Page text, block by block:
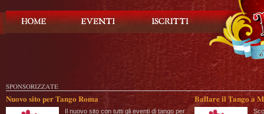
SPONSORIZZATE
Nuovo sito per Tango Roma
Il nuovo sito con tutti gli eventi di tango per
Ballare il Tango a